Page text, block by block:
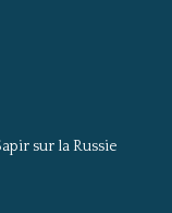
sur la Russie